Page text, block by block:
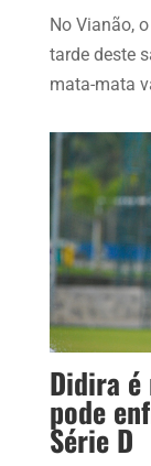
No Vianão,
tarde deste
mata-mata
Didira é
pode
Série D